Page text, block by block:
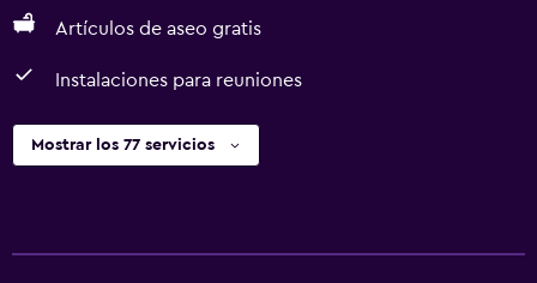
Artículos de aseo gratis
Instalaciones para reuniones
Mostrar los 77 servicios